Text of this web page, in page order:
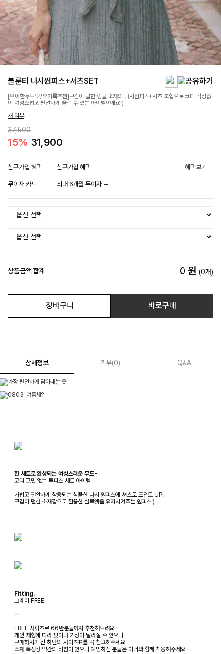
블룬티 나시원피스+셔츠SET
[우아한무드🤍/휴가룩추천]구김이 덜한 링클 소재의 나시원피스+셔츠 조합으로 코디 걱정없
이 여성스럽고 편안하게 즐길 수 있는 아이템이에요:)
개 리뷰
37,500
15% 31,900
신규가입 혜택 신규가입 혜택 혜택보기
무이자 카드 최대 6개월 무이자
상품금액 합계 0 원 (0개)
장바구니 바로구매
상세정보 리뷰(0) Q&A
한 세트로 완성되는 여성스러운 무드-
코디 고민 없는 투피스 세트 아이템
가볍고 편안하게 착용되는 심플한 나시 원피스에 셔츠로 포인트 UP!
구김이 덜한 소재감으로 깔끔한 실루엣을 유지시켜주는 원피스:)
Fitting.
그레이 FREE
ㅡ
FREE 사이즈로 66반분들까지 추천해드려요
개인 체형에 따라 핏이나 기장이 달라질 수 있으니
구매하시기 전 하단의 사이즈표를 꼭 참고해주세요
소재 특성상 약간의 비침이 있으니 예민하신 분들은 이너와 함께 착용해주세요